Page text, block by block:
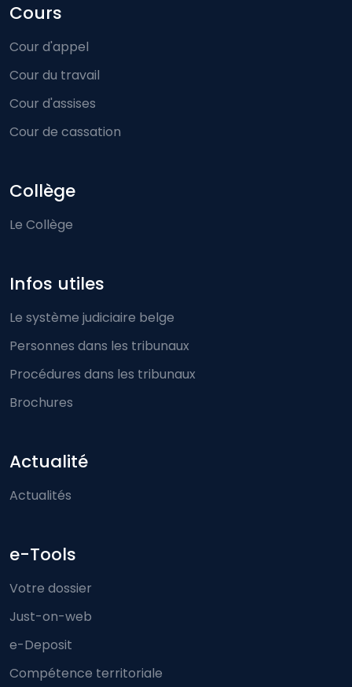
Cours
Cour d'appel
Cour du travail
Cour d'assises
Cour de cassation
Collège
Le Collège
Infos utiles
Le système judiciaire belge
Personnes dans les tribunaux
Procédures dans les tribunaux
Brochures
Actualité
Actualités
e-Tools
Votre dossier
Just-on-web
e-Deposit
Compétence territoriale